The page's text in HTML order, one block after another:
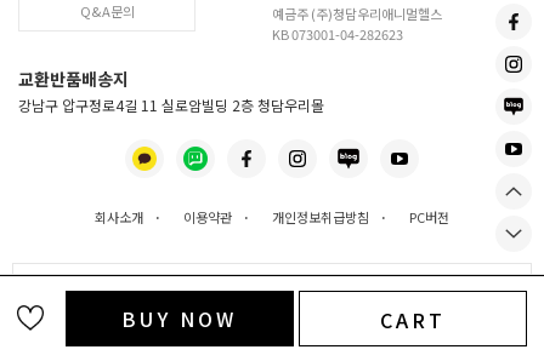
BUY NOW CART
Q&A문의
예금주 (주)청담우리애니멀헬스
KB 073001-04-282623
교환반품배송지
강남구 압구정로4길 11 실로암빌딩 2층 청담우리몰
회사소개 · 이용약관 · 개인정보취급방침 · PC버전
사업장 정보
COPYRIGHT(C)주식회사 청담우리애니멀헬스ALL RIGHTS RESERVED.